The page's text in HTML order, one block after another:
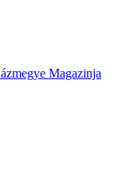
Magazinja